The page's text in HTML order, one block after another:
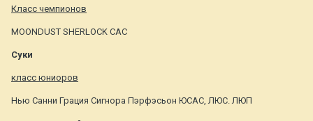
Класс чемпионов
MOONDUST SHERLOCK САС
Суки
класс юниоров
Нью Санни Грация Сигнора Пэрфэсьон ЮСАС, ЛЮС. ЛЮП